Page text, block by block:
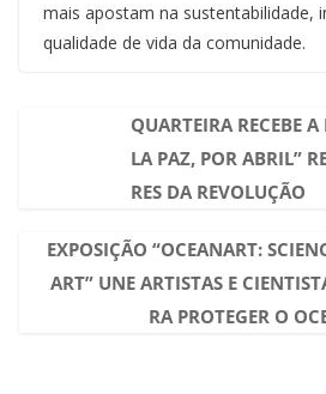
mais apostam na sustentabilidade,
qualidade de vida da comunidade.
QUARTEIRA RECEBE A
LA PAZ, POR ABRIL”
RES DA REVOLUÇÃO
EXPOSIÇÃO “OCEANART:
ART” UNE ARTISTAS E
RA PROTEGER O